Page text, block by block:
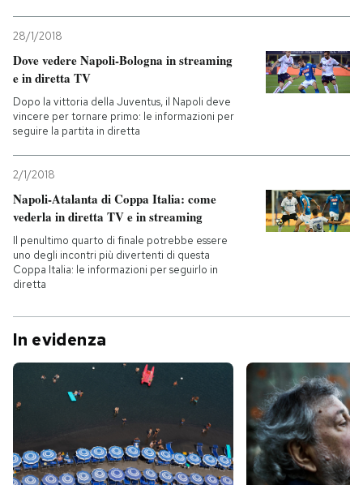
28/1/2018
Dove vedere Napoli-Bologna in streaming
e in diretta TV
Dopo la vittoria della Juventus, il Napoli deve
vincere per tornare primo: le informazioni per
seguire la partita in diretta
2/1/2018
Napoli-Atalanta di Coppa Italia: come
vederla in diretta TV e in streaming
Il penultimo quarto di finale potrebbe essere
uno degli incontri più divertenti di questa
Coppa Italia: le informazioni per seguirlo in
diretta
In evidenza